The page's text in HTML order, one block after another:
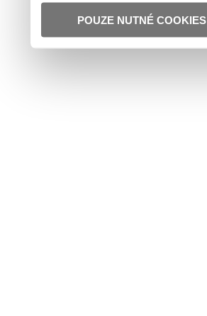
POUZE NUTNÉ COOKIES